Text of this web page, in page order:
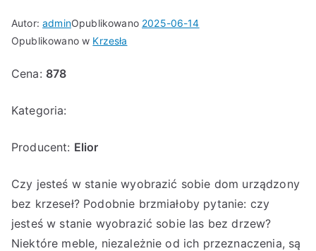
Autor:adminOpublikowano 2025-06-14
Opublikowano w Krzesła
Cena: 878
Kategoria:
Producent: Elior
Czy jesteś w stanie wyobrazić sobie dom urządzony
bez krzeseł? Podobnie brzmiałoby pytanie: czy
jesteś w stanie wyobrazić sobie las bez drzew?
Niektóre meble, niezależnie od ich przeznaczenia, są